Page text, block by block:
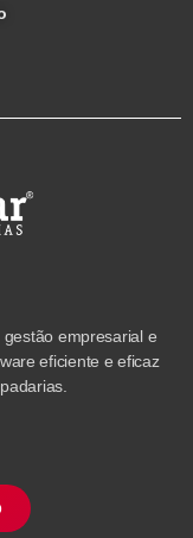
empresarial e
eficiente e eficaz